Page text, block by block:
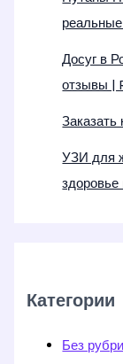
Досуг в
отзывы |
Заказать
УЗИ для
Категории
Без